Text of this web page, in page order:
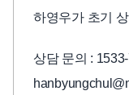
하영우가 초기
상담 문의 :